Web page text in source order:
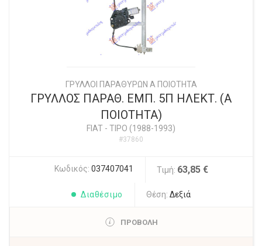
ΓΡΥΛΛΟΙ ΠΑΡΑΘΥΡΩΝ Α ΠΟΙΟΤΗΤΑ
ΓΡΥΛΛΟΣ ΠΑΡΑΘ. ΕΜΠ. 5Π ΗΛΕΚΤ. (Α
ΠΟΙΟΤΗΤΑ)
FIAT - TIPO (1988-1993)
#37860
Κωδικός: 037407041 Τιμή: 63,85 €
Διαθέσιμο Θέση: Δεξιά
ΠΡΟΒΟΛΗ